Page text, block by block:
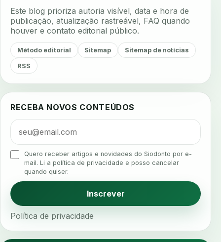
aerossois agenda agenda clinica
agenda inteligente agenda odontologica
agendamento agendamento digital
agendamento inteligente
algometria alinhadores alta digital
alta rotacao
analgesia analgesia digital analise 3d
analise elementos finitos analise facial
analise funcional
anamnese digital
anamnese estruturada anamnese nutricional
ancoragem
Este blog prioriza autoria visível, data e hora de
publicação, atualização rastreável, FAQ quando
houver e contato editorial público.
Método editorial Sitemap Sitemap de notícias
RSS
RECEBA NOVOS CONTEÚDOS
Quero receber artigos e novidades do Siodonto por e-
mail. Li a política de privacidade e posso cancelar
quando quiser.
Inscrever
Política de privacidade